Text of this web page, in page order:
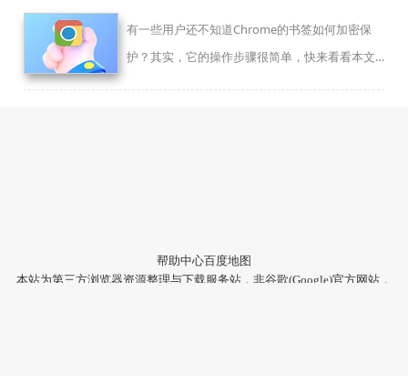
有一些用户还不知道Chrome的书签如何加密保
护？其实，它的操作步骤很简单，快来看看本文
帮助中心百度地图
本站为第三方浏览器资源整理与下载服务站，非谷歌(Google)官方网站，